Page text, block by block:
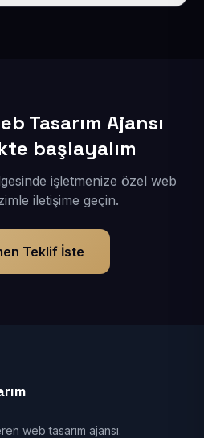
Tasarım Ajansı
başlayalım
işletmenize özel web
iletişime geçin.
Teklif İste
web tasarım ajansı.